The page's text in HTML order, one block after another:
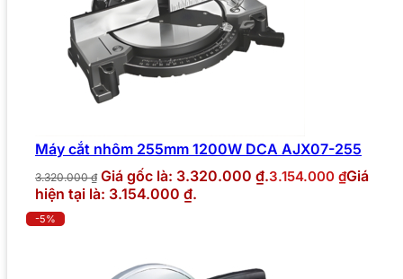
Máy cắt nhôm 255mm 1200W DCA AJX07-255
3.320.000₫ Giá gốc là: 3.320.000 ₫.3.154.000 ₫Giá
hiện tại là: 3.154.000 ₫.
-5%